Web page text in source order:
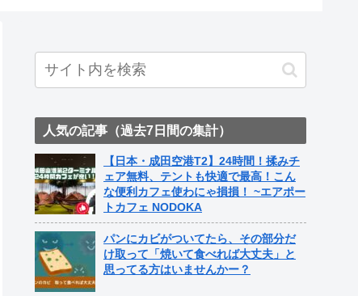
人気の記事（過去7日間の集計）
【日本・成田空港T2】24時間！揉みチ
ェア無料、テントも快適で最高！こん
な便利カフェ使わにゃ損損！ ~エアポー
トカフェ NODOKA
パンにカビがついてたら、その部分だ
け取って「焼いて食べれば大丈夫」と
思ってる方はいませんかー？